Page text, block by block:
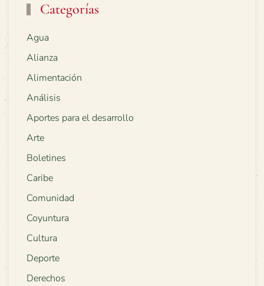
Categorías
Agua
Alianza
Alimentación
Análisis
Aportes para el desarrollo
Arte
Boletines
Caribe
Comunidad
Coyuntura
Cultura
Deporte
Derechos